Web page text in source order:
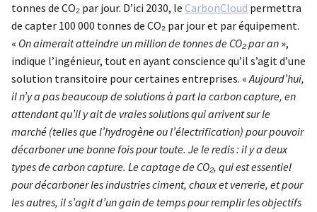
tonnes de CO₂ par jour. D’ici 2030, le CarbonCloud permettra
de capter 100 000 tonnes de CO₂ par jour et par équipement.
« On aimerait atteindre un million de tonnes de CO₂ par an »,
indique l’ingénieur, tout en ayant conscience qu’il s’agit d’une
solution transitoire pour certaines entreprises. «Aujourd’hui,
il n’y a pas beaucoup de solutions à part la carbon capture, en
attendant qu’il y ait de vraies solutions qui arrivent sur le
marché (telles que l’hydrogène ou l’électrification) pour pouvoir
décarboner une bonne fois pour toute. Je le redis : il y a deux
types de carbon capture. Le captage de CO₂, qui est essentiel
pour décarboner les industries ciment, chaux et verrerie, et pour
les autres, il s’agit d’un gain de temps pour remplir les objectifs